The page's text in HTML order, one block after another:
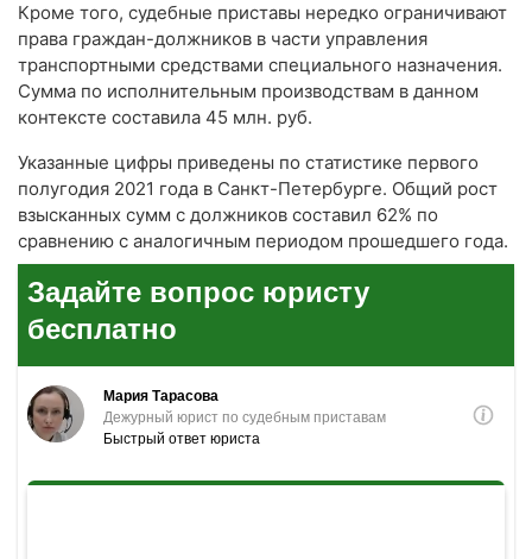
Кроме того, судебные приставы нередко ограничивают
права граждан-должников в части управления
транспортными средствами специального назначения.
Сумма по исполнительным производствам в данном
контексте составила 45 млн. руб.
Указанные цифры приведены по статистике первого
полугодия 2021 года в Санкт-Петербурге. Общий рост
взысканных сумм с должников составил 62% по
сравнению с аналогичным периодом прошедшего года.